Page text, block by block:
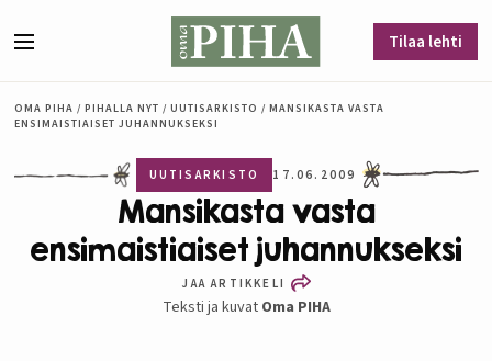
Tilaa lehti
OMA PIHA / PIHALLA NYT / UUTISARKISTO / MANSIKASTA VASTA
ENSIMAISTIAISET JUHANNUKSEKSI
UUTISARKISTO 17.06.2009
Mansikasta vasta
ensimaistiaiset juhannukseksi
JAA ARTIKKELI
Teksti ja kuvat Oma PIHA